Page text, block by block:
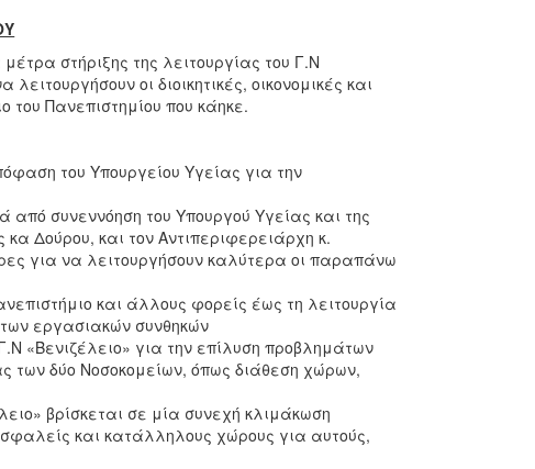
στήριξης της λειτουργίας του Γ.Ν
οι διοικητικές, οικονομικές και
του Πανεπιστημίου που κάηκε.
του Υπουργείου Υγείας για την
από συνεννόηση του Υπουργού Υγείας και της
Δούρου, και τον Αντιπεριφερειάρχη κ.
για να λειτουργήσουν καλύτερα οι παραπάνω
και άλλους φορείς έως τη λειτουργία
εργασιακών συνθηκών
«Βενιζέλειο» για την επίλυση προβλημάτων
των δύο Νοσοκομείων, όπως διάθεση χώρων,
βρίσκεται σε μία συνεχή κλιμάκωση
και κατάλληλους χώρους για αυτούς,